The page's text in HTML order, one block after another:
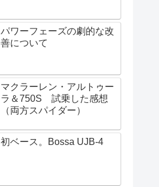
パワーフェーズの劇的な改
善について
マクラーレン・アルトゥー
ラ＆750S 試乗した感想
（両方スパイダー）
初ベース。Bossa UJB-4